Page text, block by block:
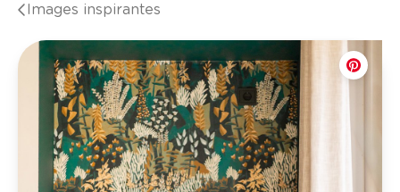
Images inspirantes